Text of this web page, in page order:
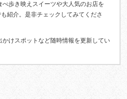
歩き映えスイーツや大人気のお店を
紹介。是非チェックしてみてくださ
けスポットなど随時情報を更新してい